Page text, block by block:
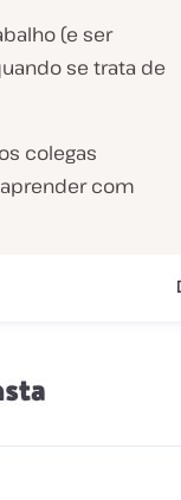
(e ser
se trata de
colegas
com